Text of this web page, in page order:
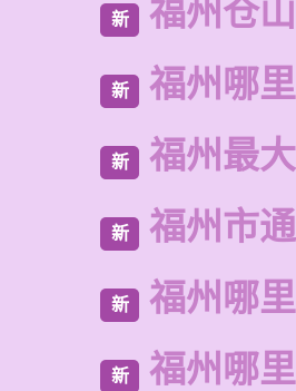
新 福州仓
新 福州哪
新 福州最
新 福州市
新 福州哪
新 福州哪